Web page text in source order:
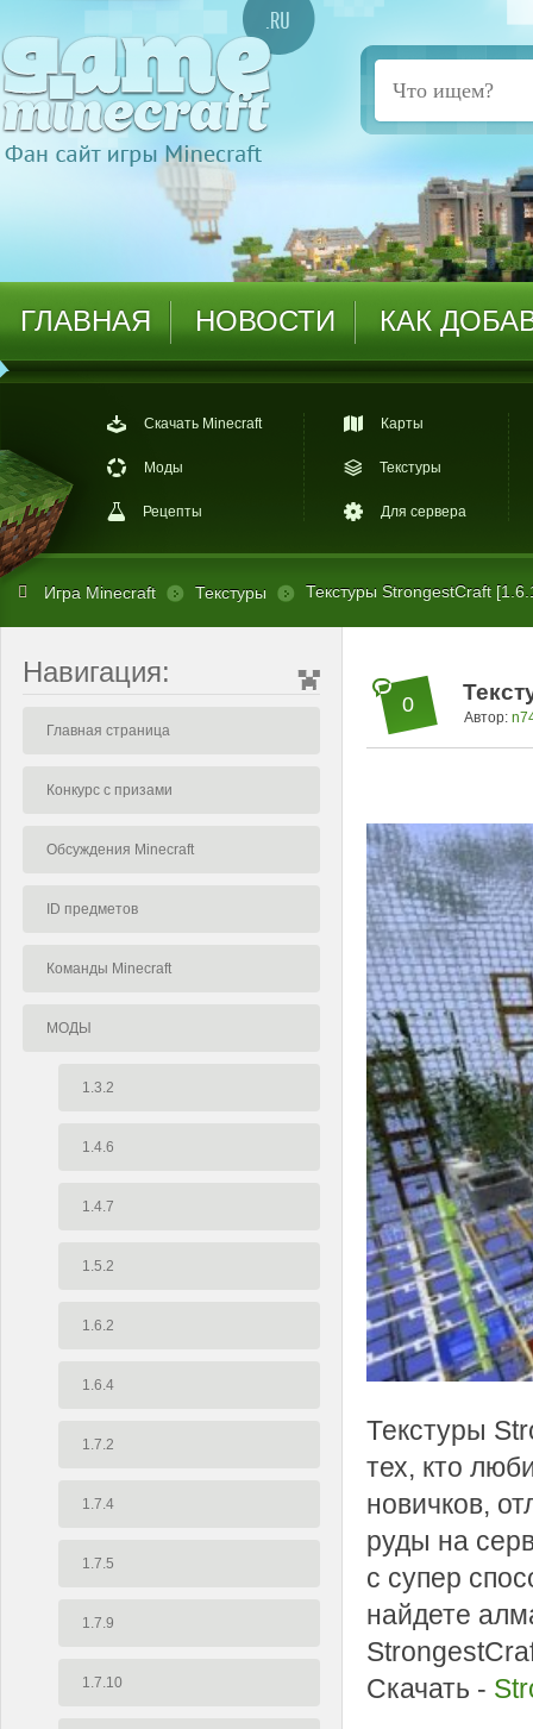
ГЛАВНАЯ НОВОСТИ КАК
Скачать Minecraft
Моды
Рецепты
Карты
Текстуры
Для сервера
Игра Minecraft Текстуры Текстуры StrongestCraft
Навигация:
Главная страница
Конкурс с призами
Обсуждения Minecraft
ID предметов
Команды Minecraft
МОДЫ
1.3.2
1.4.6
1.4.7
1.5.2
1.6.2
1.6.4
1.7.2
1.7.4
1.7.5
1.7.9
1.7.10
0
Автор:
Текстуры
тех, кто
новичков,
руды на
с супер
найдете
Скачать -